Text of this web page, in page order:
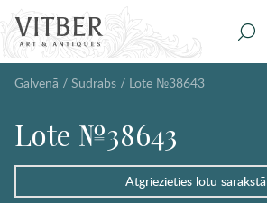
Galvenā / Sudrabs / Lote №38643
Lote №38643
Atgriezieties lotu sarakstā